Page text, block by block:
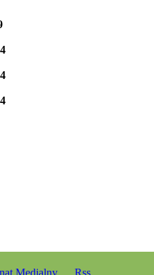
Medialny
Rss